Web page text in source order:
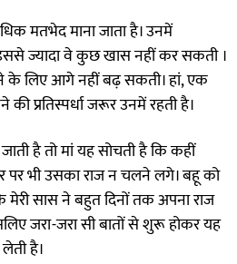
मतभेद माना जाता है। उनमें
ज्यादा वे कुछ खास नहीं कर सकती ।
लिए आगे नहीं बढ़ सकती। हां, एक
प्रतिस्पर्धा जरूर उनमें रहती है।
है तो मां यह सोचती है कि कहीं
भी उसका राज न चलने लगे। बहू को
सास ने बहुत दिनों तक अपना राज
जरा-जरा सी बातों से शुरू होकर यह
है।